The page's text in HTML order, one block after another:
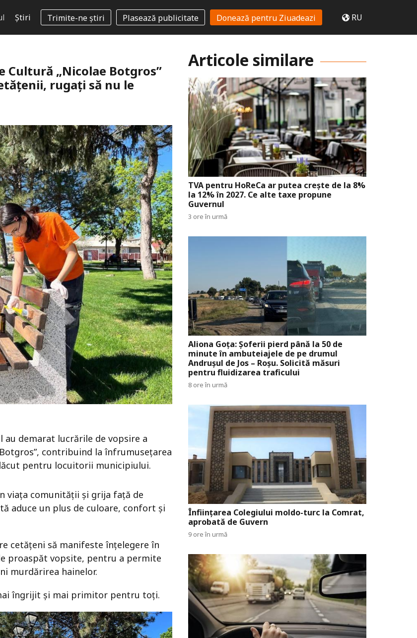
Știri Trimite-ne știri Plasează publicitate Donează pentru Ziuadeazi RU
Cultură „Nicolae Botgros”
rugați să nu le
demarat lucrările de vopsire a
contribuind la înfrumusețarea
pentru locuitorii municipiului.
viața comunității și grija față de
aduce un plus de culoare, confort și
cetățeni să manifeste înțelegere în
proaspăt vopsite, pentru a permite
murdărirea hainelor.
îngrijit și mai primitor pentru toți.
Articole similare
TVA pentru HoReCa ar putea crește de la 8%
la 12% în 2027. Ce alte taxe propune
Guvernul
3 ore în urmă
Aliona Goța: Șoferii pierd până la 50 de
minute în ambuteiajele de pe drumul
Andrușul de Jos – Roșu. Solicită măsuri
pentru fluidizarea traficului
8 ore în urmă
Înființarea Colegiului moldo-turc la Comrat,
aprobată de Guvern
9 ore în urmă